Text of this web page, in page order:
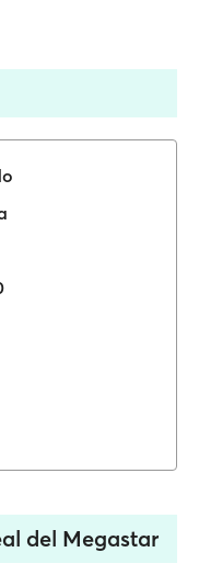
del Megastar